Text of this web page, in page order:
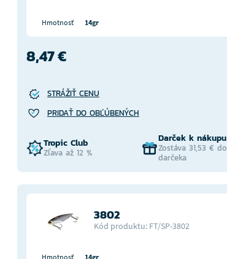
Hmotnosť 14gr
8,47 €
STRÁŽIŤ CENU
PRIDAŤ DO OBĽÚBENÝCH
Tropic Club
Zľava až 12 %
Darček k nákupu
Zostáva 31,53 € do
darčeka
3802
Kód produktu: FT/SP-3802
Hmotnosť 14gr